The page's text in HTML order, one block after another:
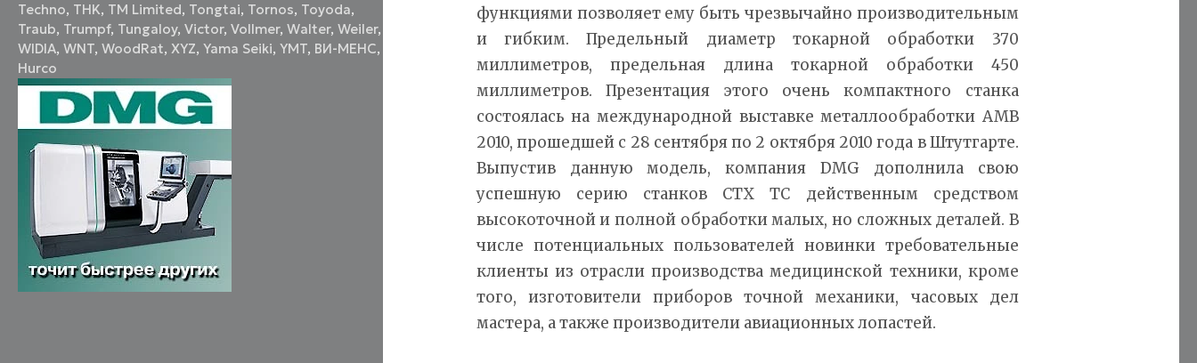
Techno, THK, TM Limited, Tongtai, Tornos, Toyoda,
Traub, Trumpf, Tungaloy,Victor,Vollmer,Walter,Weiler,
WIDIA,WNT,WoodRat,XYZ,Yama Seiki,YMT, ВИ-МЕНС,
Нurco
функциями позволяет ему быть чрезвычайно производительным
и гибким. Предельный диаметр токарной обработки 370
миллиметров, предельная длина токарной обработки 450
миллиметров. Презентация этого очень компактного станка
состоялась на международной выставке металлообработки AMB
2010, прошедшей с 28 сентября по 2 октября 2010 года в Штутгарте.
Выпустив данную модель, компания DMG дополнила свою
успешную серию станков CTX TC действенным средством
высокоточной и полной обработки малых, но сложных деталей. В
числе потенциальных пользователей новинки требовательные
клиенты из отрасли производства медицинской техники, кроме
того, изготовители приборов точной механики, часовых дел
мастера, а также производители авиационных лопастей.